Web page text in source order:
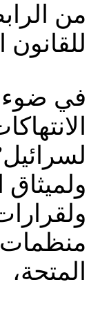
من
للقانون
في ضوء
ولميثاق
منظمات
المتحة،